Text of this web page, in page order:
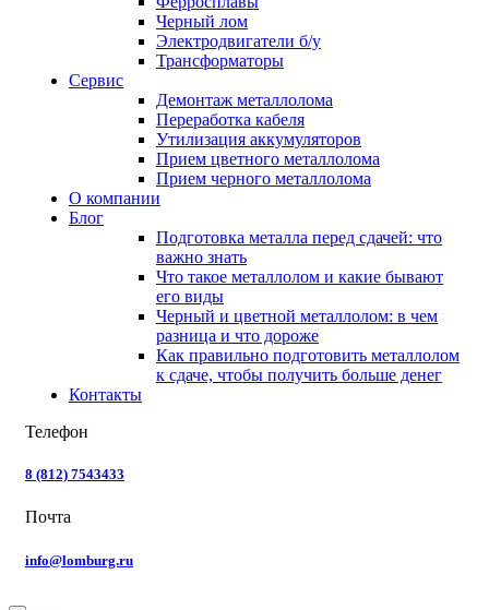
Черный лом
Электродвигатели б/у
Трансформаторы
Сервис
Демонтаж металлолома
Переработка кабеля
Утилизация аккумуляторов
Прием цветного металлолома
Прием черного металлолома
О компании
Блог
Подготовка металла перед сдачей: что
важно знать
Что такое металлолом и какие бывают
его виды
Черный и цветной металлолом: в чем
разница и что дороже
Как правильно подготовить металлолом
к сдаче, чтобы получить больше денег
Контакты
Телефон
8 (812) 7543433
Почта
info@lomburg.ru